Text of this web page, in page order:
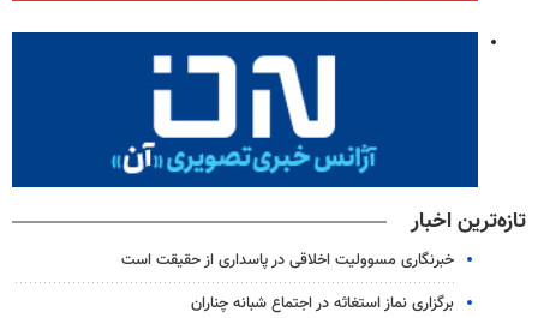
تازه‌ترین اخبار
خبرنگاری مسوولیت اخلاقی در پاسداری از حقیقت است
برگزاری نماز استغاثه در اجتماع شبانه چناران